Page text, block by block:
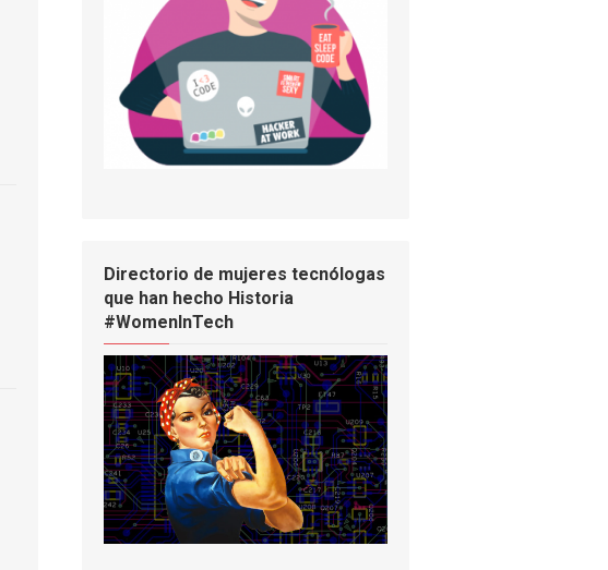
Directorio de mujeres tecnólogas
que han hecho Historia
#WomenInTech